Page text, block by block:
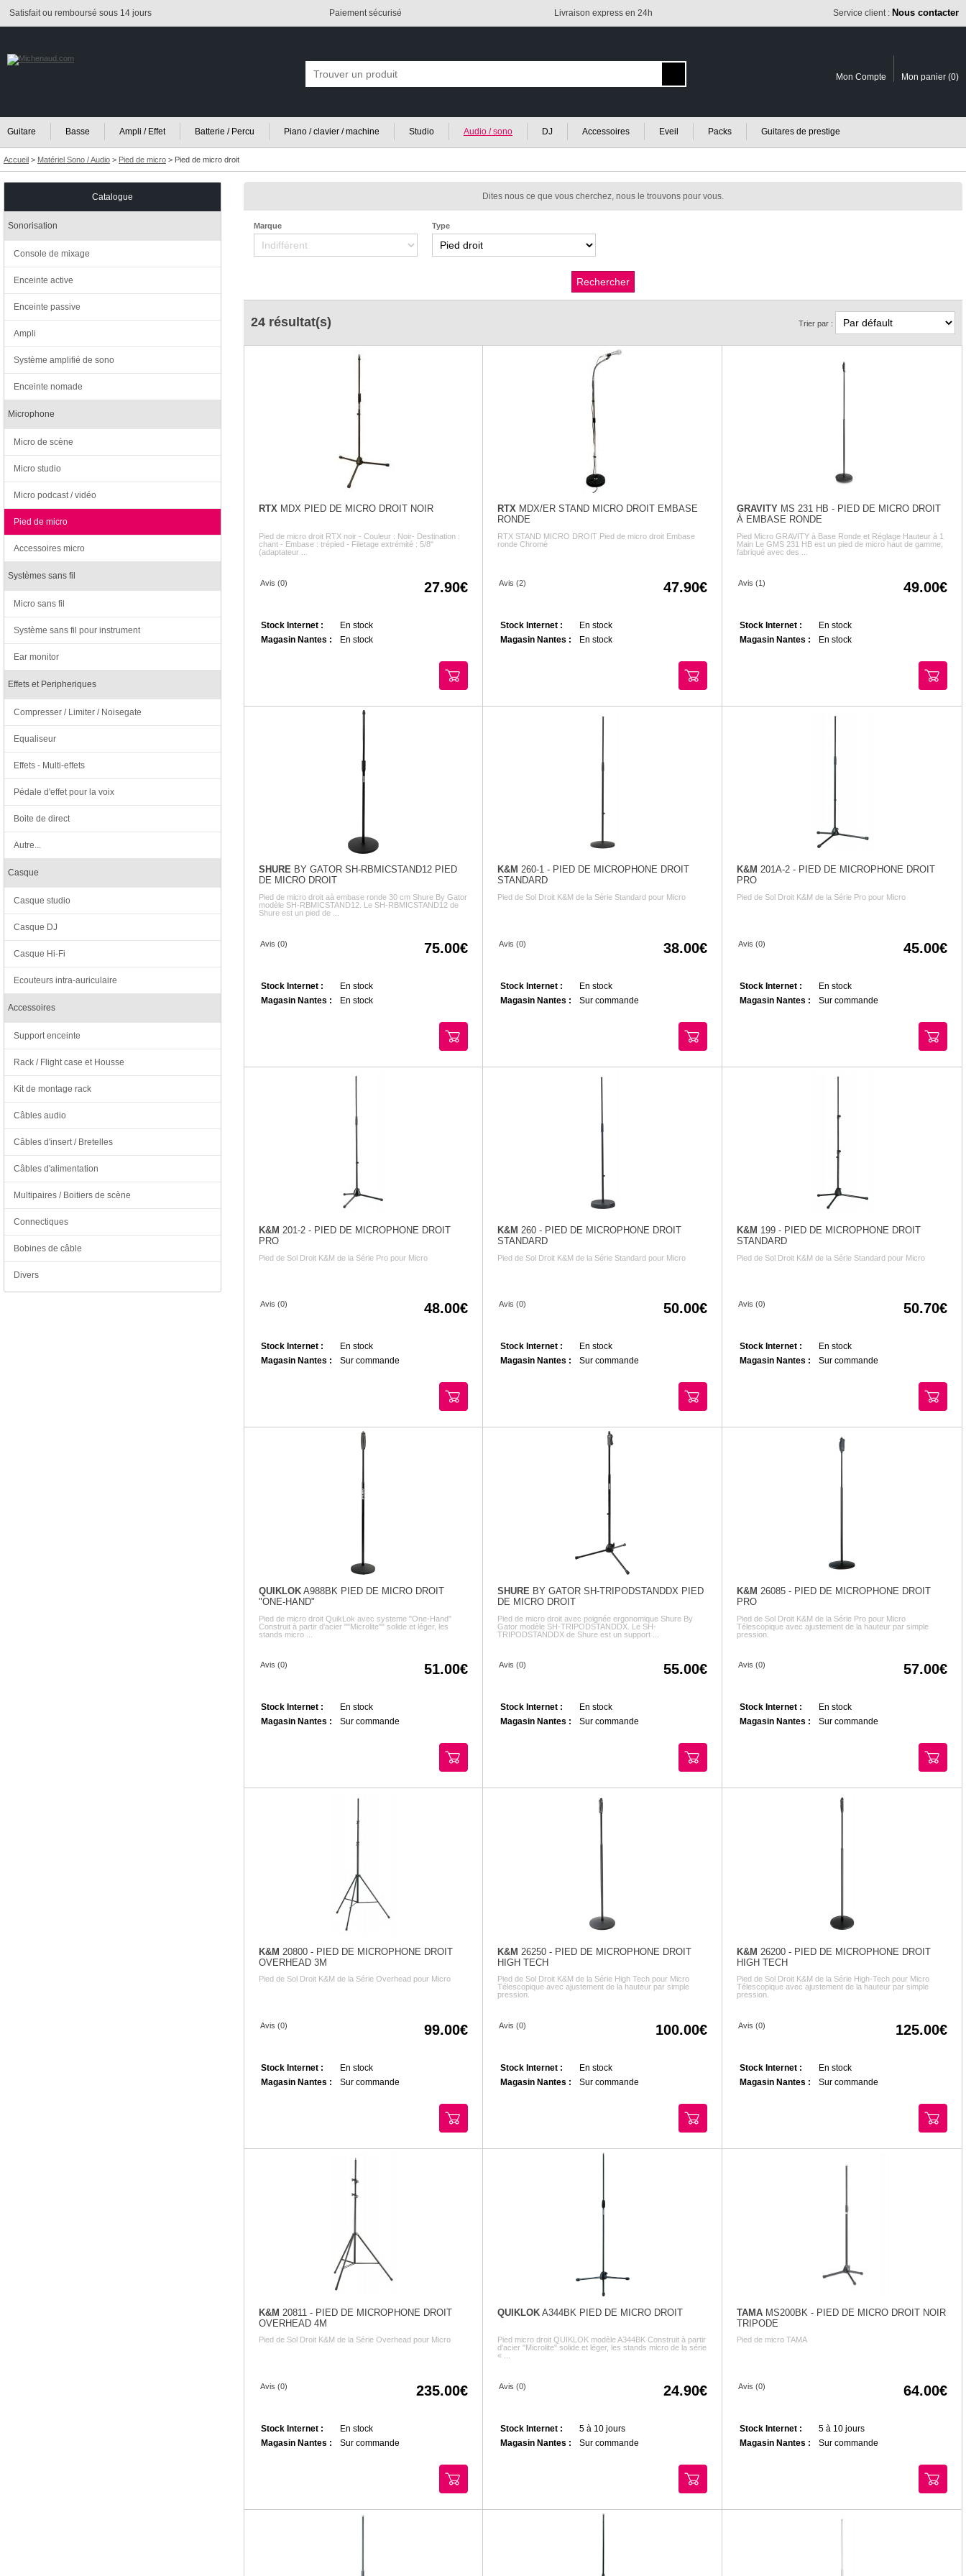
Satisfait ou remboursé sous 14 jours Paiement sécurisé Livraison express en 24h Service client : Nous contacter
Mon Compte Mon panier (0)
Guitare Basse Ampli / Effet Batterie / Percu Piano / clavier / machine Studio Audio / sono DJ Accessoires Eveil Packs Guitares de prestige
Accueil > Matériel Sono / Audio > Pied de micro > Pied de micro droit
Dites nous ce que vous cherchez, nous le trouvons pour vous.
Marque Type
24 résultat(s) Trier par :
RTXMDX PIED DE MICRO DROIT NOIR
Pied de micro droit RTX noir - Couleur : Noir- Destination :
chant - Embase : trépied - Filetage extrémité : 5/8"
(adaptateur ...
Avis (0) 27.90
Stock Internet :
En stock
Magasin Nantes :
En stock
RTXMDX/ER STAND MICRO DROIT EMBASE
RONDE
RTX STAND MICRO DROIT Pied de micro droit Embase
ronde Chromé
Avis (2) 47.90
Stock Internet :
En stock
Magasin Nantes :
En stock
GRAVITY MS 231 HB - PIED DE MICRO DROIT
À EMBASE RONDE
Pied Micro GRAVITY à Base Ronde et Réglage Hauteur à 1
Main Le GMS 231 HB est un pied de micro haut de gamme,
fabriqué avec des ...
Avis (1) 49.00
Stock Internet :
En stock
Magasin Nantes :
En stock
SHUREBY GATOR SH-RBMICSTAND12 PIED
DE MICRO DROIT
Pied de micro droit aà embase ronde 30 cm Shure By Gator
modèle SH-RBMICSTAND12. Le SH-RBMICSTAND12 de
Shure est un pied de ...
Avis (0) 75.00
Stock Internet :
En stock
Magasin Nantes :
En stock
K&M 260-1 - PIED DE MICROPHONE DROIT
STANDARD
Pied de Sol Droit K&M de la Série Standard pour Micro
Avis (0) 38.00
Stock Internet :
En stock
Magasin Nantes :
Sur commande
K&M 201A-2 - PIED DE MICROPHONE DROIT
PRO
Pied de Sol Droit K&M de la Série Pro pour Micro
Avis (0) 45.00
Stock Internet :
En stock
Magasin Nantes :
Sur commande
K&M 201-2 - PIED DE MICROPHONE DROIT
PRO
Pied de Sol Droit K&M de la Série Pro pour Micro
Avis (0) 48.00
Stock Internet :
En stock
Magasin Nantes :
Sur commande
K&M 260 - PIED DE MICROPHONE DROIT
STANDARD
Pied de Sol Droit K&M de la Série Standard pour Micro
Avis (0) 50.00
Stock Internet :
En stock
Magasin Nantes :
Sur commande
K&M 199 - PIED DE MICROPHONE DROIT
STANDARD
Pied de Sol Droit K&M de la Série Standard pour Micro
Avis (0) 50.70
Stock Internet :
En stock
Magasin Nantes :
Sur commande
QUIKLOKA988BK PIED DE MICRO DROIT
"ONE-HAND"
Pied de micro droit QuikLok avec systeme "One-Hand"
Construit à partir d'acier ""Microlite"" solide et léger, les
stands micro ...
Avis (0) 51.00
Stock Internet :
En stock
Magasin Nantes :
Sur commande
SHUREBY GATOR SH-TRIPODSTANDDX PIED
DE MICRO DROIT
Pied de micro droit avec poignée ergonomique Shure By
Gator modèle SH-TRIPODSTANDDX. Le SH-
TRIPODSTANDDX de Shure est un support ...
Avis (0) 55.00
Stock Internet :
En stock
Magasin Nantes :
Sur commande
K&M 26085 - PIED DE MICROPHONE DROIT
PRO
Pied de Sol Droit K&M de la Série Pro pour Micro
Télescopique avec ajustement de la hauteur par simple
pression.
Avis (0) 57.00
Stock Internet :
En stock
Magasin Nantes :
Sur commande
K&M 20800 - PIED DE MICROPHONE DROIT
OVERHEAD 3M
Pied de Sol Droit K&M de la Série Overhead pour Micro
Avis (0) 99.00
Stock Internet :
En stock
Magasin Nantes :
Sur commande
K&M 26250 - PIED DE MICROPHONE DROIT
HIGH TECH
Pied de Sol Droit K&M de la Série High Tech pour Micro
Télescopique avec ajustement de la hauteur par simple
pression.
Avis (0) 100.00
Stock Internet :
En stock
Magasin Nantes :
Sur commande
K&M 26200 - PIED DE MICROPHONE DROIT
HIGH TECH
Pied de Sol Droit K&M de la Série High-Tech pour Micro
Télescopique avec ajustement de la hauteur par simple
pression.
Avis (0) 125.00
Stock Internet :
En stock
Magasin Nantes :
Sur commande
K&M 20811 - PIED DE MICROPHONE DROIT
OVERHEAD 4M
Pied de Sol Droit K&M de la Série Overhead pour Micro
Avis (0) 235.00
Stock Internet :
En stock
Magasin Nantes :
Sur commande
QUIKLOKA344BK PIED DE MICRO DROIT
Pied micro droit QUIKLOK modèle A344BK Construit à partir
d'acier "Microlite" solide et léger, les stands micro de la série
« ...
Avis (0) 24.90
Stock Internet :
5 à 10 jours
Magasin Nantes :
Sur commande
TAMA MS200BK - PIED DE MICRO DROIT NOIR
TRIPODE
Pied de micro TAMA
Avis (0) 64.00
Stock Internet :
5 à 10 jours
Magasin Nantes :
Sur commande
Catalogue
Sonorisation
Console de mixage
Enceinte active
Enceinte passive
Ampli
Système amplifié de sono
Enceinte nomade
Microphone
Micro de scène
Micro studio
Micro podcast / vidéo
Pied de micro
Accessoires micro
Systèmes sans fil
Micro sans fil
Système sans fil pour instrument
Ear monitor
Effets et Peripheriques
Compresser / Limiter / Noisegate
Equaliseur
Effets - Multi-effets
Pédale d'effet pour la voix
Boite de direct
Autre...
Casque
Casque studio
Casque DJ
Casque Hi-Fi
Ecouteurs intra-auriculaire
Accessoires
Support enceinte
Rack / Flight case et Housse
Kit de montage rack
Câbles audio
Câbles d'insert / Bretelles
Câbles d'alimentation
Multipaires / Boitiers de scène
Connectiques
Bobines de câble
Divers